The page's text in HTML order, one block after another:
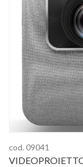
cod. 09041